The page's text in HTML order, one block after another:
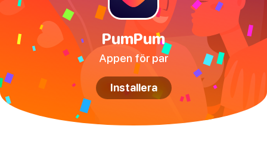
PumPum
Appen för par
Installera